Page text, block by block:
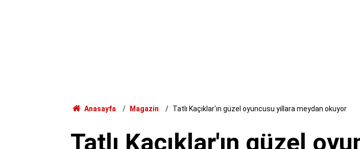
Anasayfa Magazin Tatlı Kaçıklar'ın güzel oyuncusu yıllara meydan okuyor
Tatlı Kaçıklar'ın güzel